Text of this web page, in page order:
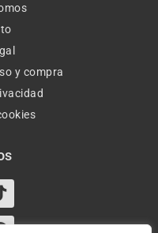
y compra
Tiktok
Facebook